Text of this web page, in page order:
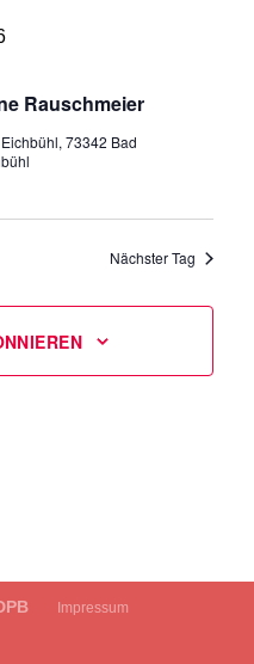
Rauschmeier
Eichbühl, 73342 Bad
Nächster Tag
Impressum